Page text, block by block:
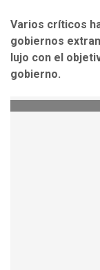
Varios críticos
gobiernos
lujo con el
gobierno.